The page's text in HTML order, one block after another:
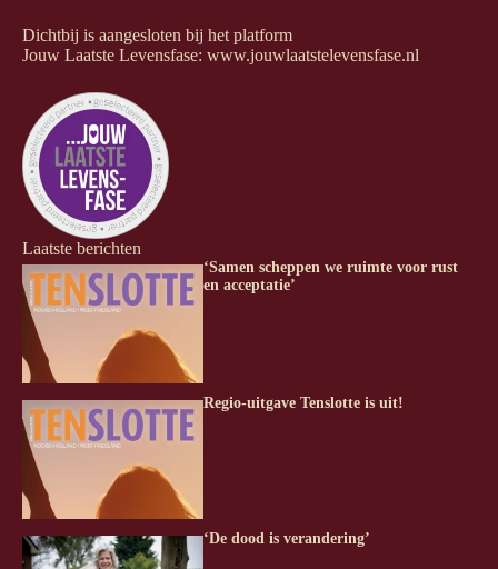
Dichtbij is aangesloten bij het platform
Jouw Laatste Levensfase: www.jouwlaatstelevensfase.nl
Laatste berichten
‘Samen scheppen we ruimte voor rust
en acceptatie’
Regio-uitgave Tenslotte is uit!
‘De dood is verandering’